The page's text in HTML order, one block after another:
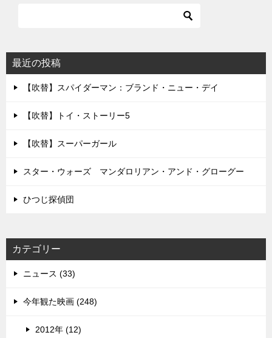
最近の投稿
【吹替】スパイダーマン：ブランド・ニュー・デイ
【吹替】トイ・ストーリー5
【吹替】スーパーガール
スター・ウォーズ マンダロリアン・アンド・グローグー
ひつじ探偵団
カテゴリー
ニュース (33)
今年観た映画 (248)
2012年 (12)